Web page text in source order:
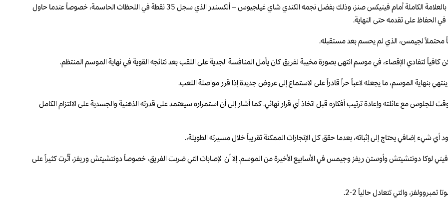
وأكد حامل اللقب مرة جديدة قوته بعدما كرر سيناريو الدور الأول الذي تجاوزه أيضاً بالعلامة الكاملة أمام فينيكس صنز، وذلك بفضل نجمه الكندي شاي غيلجيوس – ألكسندر الذي سجل 35 نقطة في اللحظات الحاسمة، خصوصاً عندما حاول
الحفاظ على تقدمه حتى النهاية.
محتملاً لجيمس، الذي لم يحسم بعد مستقبله.
بنهاية الموسم، ما يجعله لاعباً حراً قادراً على الاستماع إلى عروض جديدة إذا قرر مواصلة اللعب.
مع عائلته وإعادة ترتيب أفكاره قبل اتخاذ أي قرار نهائي. كما أشار إلى أن استمراره سيعتمد على قدرته الذهنية والجسدية على الالتزام الكامل
أي شيء إضافي يحتاج إلى إثباته، بعدما حقق كل الإنجازات الممكنة تقريباً خلال مسيرته الطويلة،.
لوكا دونتشيتش وأوستن ريفز وجيمس في الأسابيع الأخيرة من الموسم. إلا أن الإصابات التي ضربت الفريق، خصوصاً دونتشيتش وريفز، أثّرت كثيراً على
والتي تتعادل حالياً 2-2.